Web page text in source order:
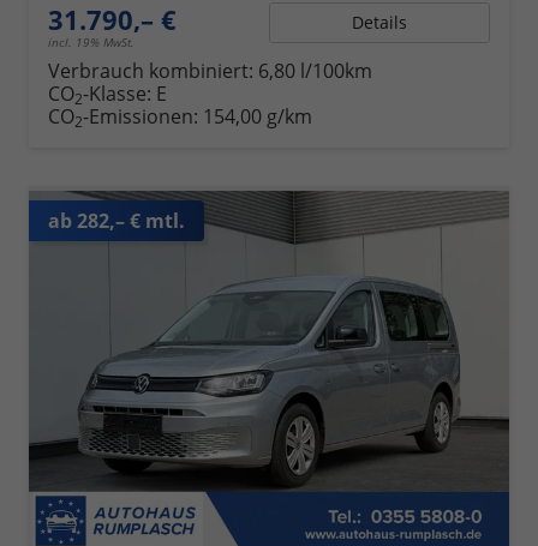
31.790,– €
incl. 19% MwSt.
Details
Verbrauch kombiniert: 6,80 l/100km
CO2-Klasse: E
CO2-Emissionen: 154,00 g/km
ab 282,– € mtl.